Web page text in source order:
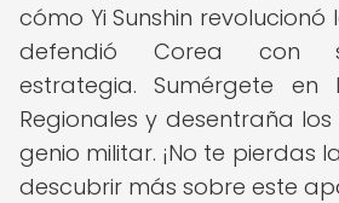
cómo Yi Sunshin
defendió Corea con
estrategia. Sumérgete en
Regionales y desentraña
genio militar. ¡No te pierdas
descubrir más sobre este